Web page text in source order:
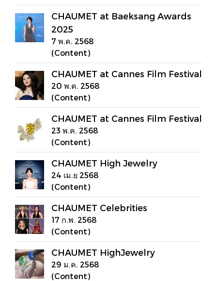
CHAUMET at Baeksang Awards
2025
7 พ.ค. 2568
(Content)
CHAUMET at Cannes Film Festival
20 พ.ค. 2568
(Content)
CHAUMET at Cannes Film Festival
23 พ.ค. 2568
(Content)
CHAUMET High Jewelry
24 เม.ย 2568
(Content)
CHAUMET Celebrities
17 ก.พ. 2568
(Content)
CHAUMET HighJewelry
29 ม.ค. 2568
(Content)